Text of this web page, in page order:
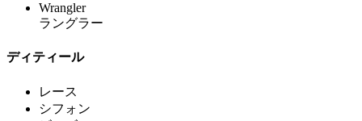
Wrangler
ラングラー
ディティール
レース
シフォン